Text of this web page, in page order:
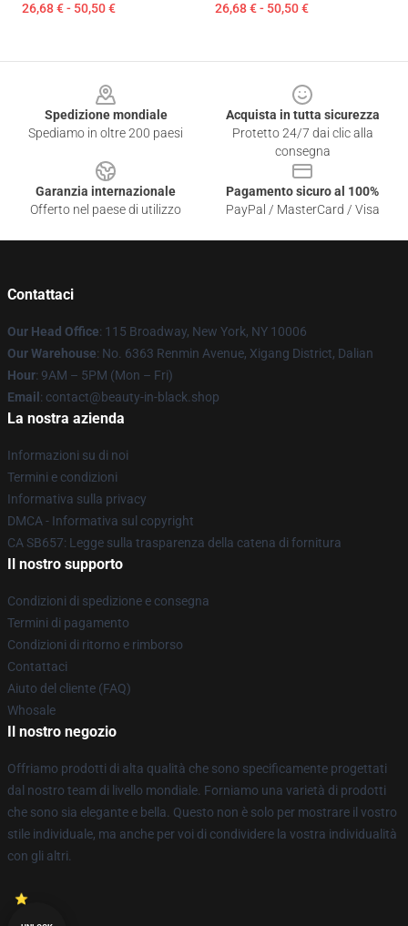
26,68 € - 50,50 € 26,68 € - 50,50 €
Spedizione mondiale
Spediamo in oltre 200 paesi
Acquista in tutta sicurezza
Protetto 24/7 dai clic alla
consegna
Garanzia internazionale
Offerto nel paese di utilizzo
Pagamento sicuro al 100%
PayPal / MasterCard / Visa
Contattaci
Our Head Office: 115 Broadway, New York, NY 10006
Our Warehouse: No. 6363 Renmin Avenue, Xigang District, Dalian
Hour: 9AM – 5PM (Mon – Fri)
Email : contact@beauty-in-black.shop
La nostra azienda
Informazioni su di noi
Termini e condizioni
Informativa sulla privacy
DMCA - Informativa sul copyright
CA SB657: Legge sulla trasparenza della catena di fornitura
Il nostro supporto
Condizioni di spedizione e consegna
Termini di pagamento
Condizioni di ritorno e rimborso
Contattaci
Aiuto del cliente (FAQ)
Whosale
Il nostro negozio
Offriamo prodotti di alta qualità che sono specificamente progettati
dal nostro team di livello mondiale. Forniamo una varietà di prodotti
che sono sia elegante e bella. Questo non è solo per mostrare il vostro
stile individuale, ma anche per voi di condividere la vostra individualità
con gli altri.